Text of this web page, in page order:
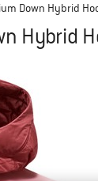
Down Hybrid
Hybrid